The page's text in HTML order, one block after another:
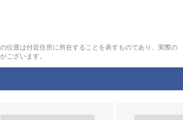
位置は付近住所に所在することを表すものであり、実際の
ございます。